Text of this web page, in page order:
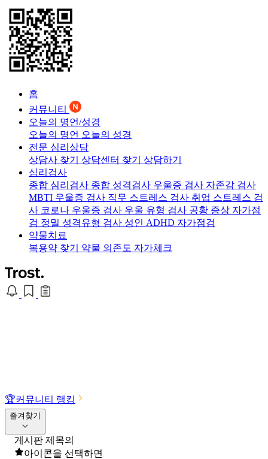
홈
커뮤니티
오늘의 명언/성경
오늘의 명언 오늘의 성경
전문 심리상담
상담사 찾기 상담센터 찾기 상담하기
심리검사
종합 심리검사 종합 성격검사 우울증 검사 자존감 검사
MBTI 우울증 검사 직무 스트레스 검사 취업 스트레스 검
사 코로나 우울증 검사 우울 유형 검사 공황 증상 자가점
검 정밀 성격유형 검사 성인 ADHD 자가점검
약물치료
복용약 찾기 약물 의존도 자가체크
🏆커뮤니티 랭킹
즐겨찾기
게시판 제목의
아이콘을 선택하면